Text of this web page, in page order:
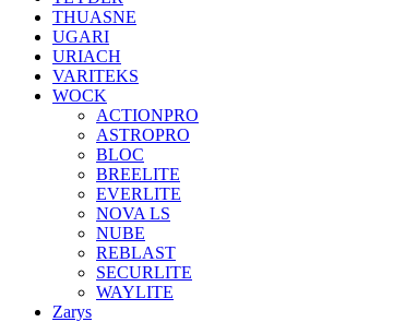
THUASNE
UGARI
URIACH
VARITEKS
WOCK
ACTIONPRO
ASTROPRO
BLOC
BREELITE
EVERLITE
NOVA LS
NUBE
REBLAST
SECURLITE
WAYLITE
Zarys